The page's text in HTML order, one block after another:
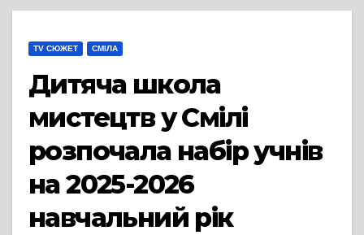
TV СЮЖЕТ СМІЛА
Дитяча школа
мистецтв у Смілі
розпочала набір учнів
на 2025-2026
навчальний рік